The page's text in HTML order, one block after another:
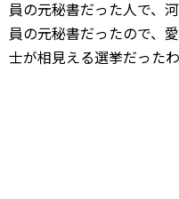
員の元秘書だった人で、
員の元秘書だったので、
士が相見える選挙だったわ